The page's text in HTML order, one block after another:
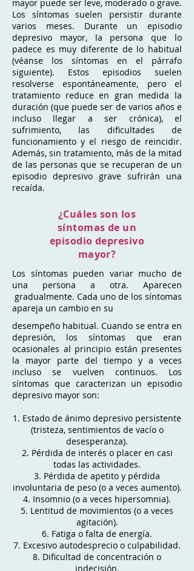
mayor puede ser leve, moderado o grave.
Los síntomas suelen persistir durante
varios meses. Durante un episodio
depresivo mayor, la persona que lo
padece es muy diferente de lo habitual
(véanse los síntomas en el párrafo
siguiente). Estos episodios suelen
resolverse espontáneamente, pero el
tratamiento reduce en gran medida la
duración (que puede ser de varios años e
incluso llegar a ser crónica), el
sufrimiento, las dificultades de
funcionamiento y el riesgo de reincidir.
Además, sin tratamiento, más de la mitad
de las personas que se recuperan de un
episodio depresivo grave sufrirán una
recaída.
¿Cuáles son los
síntomas de un
episodio depresivo
mayor?
Los síntomas pueden variar mucho de
una persona a otra. Aparecen
gradualmente. Cada uno de los síntomas
apareja un cambio en su
desempeño habitual. Cuando se entra en
depresión, los síntomas que eran
ocasionales al principio están presentes
la mayor parte del tiempo y a veces
incluso se vuelven continuos. Los
síntomas que caracterizan un episodio
depresivo mayor son:
1. Estado de ánimo depresivo persistente
(tristeza, sentimientos de vacío o
desesperanza).
2. Pérdida de interés o placer en casi
todas las actividades.
3. Pérdida de apetito y pérdida
involuntaria de peso (o a veces aumento).
4. Insomnio (o a veces hipersomnia).
5. Lentitud de movimientos (o a veces
agitación).
6. Fatiga o falta de energía.
7. Excesivo autodesprecio o culpabilidad.
8. Dificultad de concentración o
indecisión.